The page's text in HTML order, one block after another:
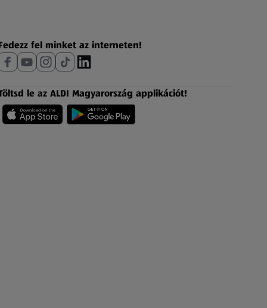
fel minket az interneten!
le az ALDI Magyarország applikációt!